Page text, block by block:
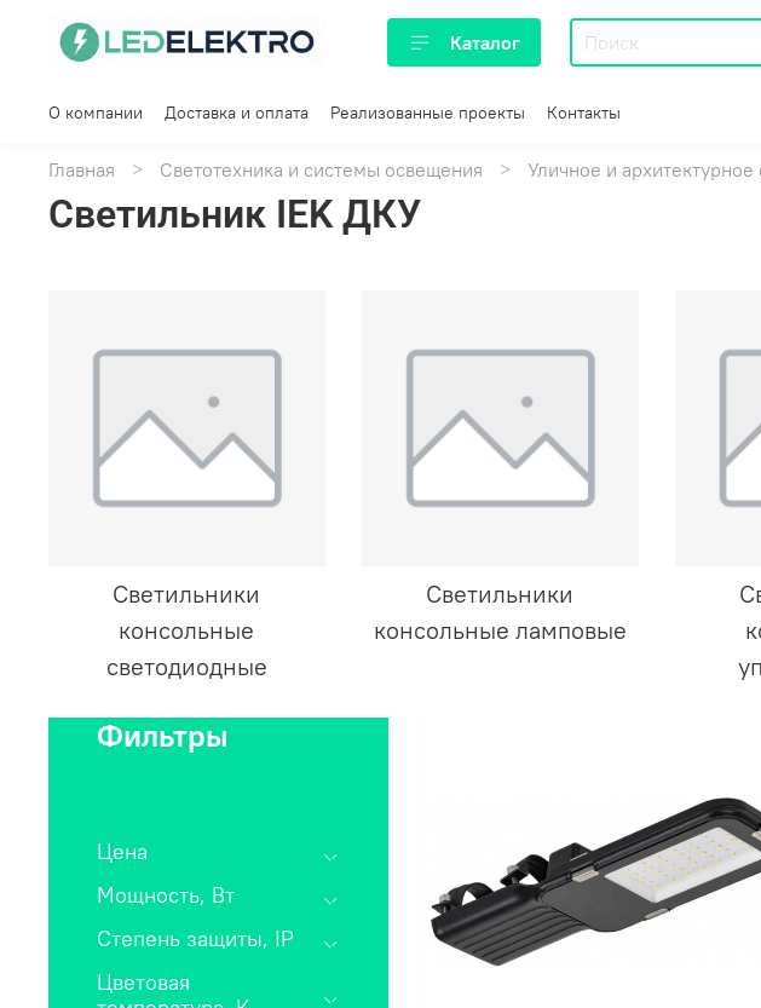
Каталог
О компании Доставка и оплата Реализованные проекты Контакты
Главная Светотехника и системы освещения Уличное и
Светильник IEK ДКУ
Светильники
консольные
светодиодные
Светильники
консольные ламповые
Фильтры
Цена
Мощность, Вт
Степень защиты, IP
Цветовая